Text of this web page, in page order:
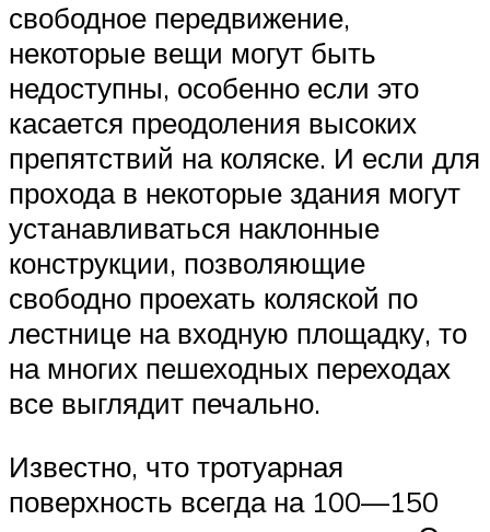
свободное передвижение,
некоторые вещи могут быть
недоступны, особенно если это
касается преодоления высоких
препятствий на коляске. И если для
прохода в некоторые здания могут
устанавливаться наклонные
конструкции, позволяющие
свободно проехать коляской по
лестнице на входную площадку, то
на многих пешеходных переходах
все выглядит печально.
Известно, что тротуарная
поверхность всегда на 100—150